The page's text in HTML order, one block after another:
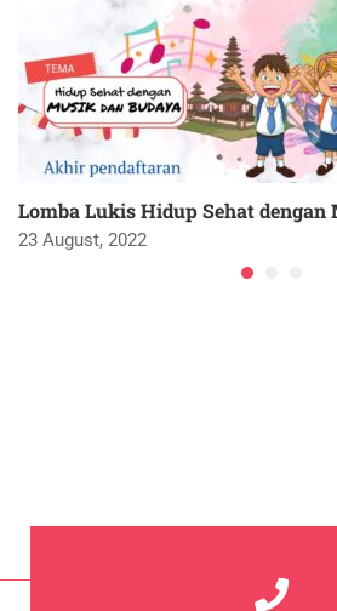
Lomba Lukis Hidup Sehat
23 August, 2022